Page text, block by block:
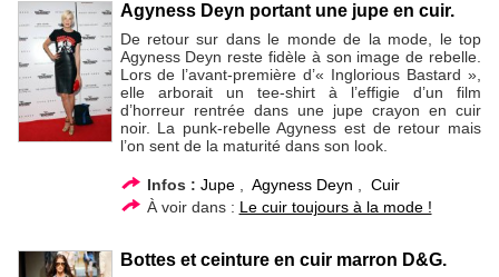
Agyness Deyn portant une jupe en cuir.
De retour sur dans le monde de la mode, le top
Agyness Deyn reste fidèle à son image de rebelle.
Lors de l’avant-première d’« Inglorious Bastard »,
elle arborait un tee-shirt à l’effigie d’un film
d’horreur rentrée dans une jupe crayon en cuir
noir. La punk-rebelle Agyness est de retour mais
l’on sent de la maturité dans son look.
Infos : Jupe, Agyness Deyn
Cuir
À voir dans : Le cuir toujours à la mode !
Bottes et ceinture en cuir marron D&G.